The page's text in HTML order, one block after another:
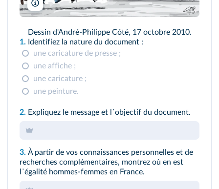
André-Philippe Côté
Dessin d'André-Philippe Côté, 17 octobre 2010.
1. Identifiez la nature du document :
une caricature de presse ;
une affiche ;
une caricature ;
une peinture.
2. Expliquez le message et l᾽objectif du document.
3. À partir de vos connaissances personnelles et de
recherches complémentaires, montrez où en est
l᾽égalité hommes-femmes en France.